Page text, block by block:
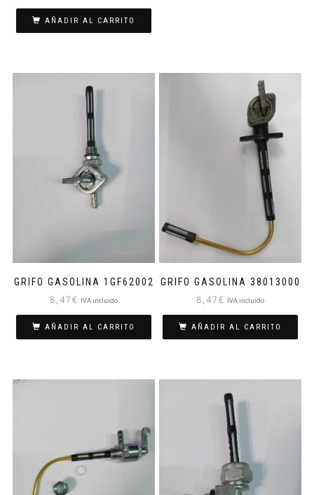
AÑADIR AL CARRITO
GRIFO GASOLINA 1GF62002
8,47€ IVA incluido
AÑADIR AL CARRITO
GRIFO GASOLINA 38013000
8,47€ IVA incluido
AÑADIR AL CARRITO